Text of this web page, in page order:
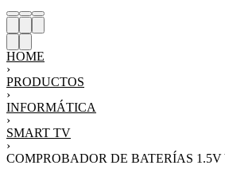
HOME
›
PRODUCTOS
›
INFORMÁTICA
›
SMART TV
›
COMPROBADOR DE BATERÍAS 1.5V